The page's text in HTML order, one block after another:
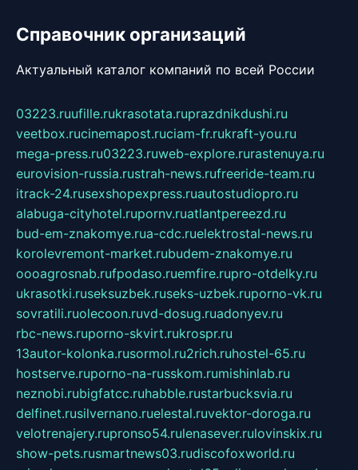
Справочник организаций
Актуальный каталог компаний по всей России
03223.ruufille.rukrasotata.ruprazdnikdushi.ru
veetbox.rucinemapost.ruciam-fr.rukraft-you.ru
mega-press.ru03223.ruweb-explore.rurastenuya.ru
eurovision-russia.rustrah-news.rufreeride-team.ru
itrack-24.rusexshopexpress.ruautostudiopro.ru
alabuga-cityhotel.rupornv.ruatlantpereezd.ru
bud-em-znakomye.rua-cdc.ruelektrostal-news.ru
korolevremont-market.rubudem-znakomye.ru
oooagrosnab.rufpodaso.ruemfire.rupro-otdelky.ru
ukrasotki.ruseksuzbek.ruseks-uzbek.ruporno-vk.ru
sovratili.ruolecoon.ruvd-dosug.ruadonyev.ru
rbc-news.ruporno-skvirt.rukrospr.ru
13autor-kolonka.rusormol.ru2rich.ruhostel-65.ru
hostserve.ruporno-na-russkom.rumishinlab.ru
neznobi.rubigfatcc.ruhabble.rustarbucksvia.ru
delfinet.rusilvernano.ruelestal.ruvektor-doroga.ru
velotrenajery.rupronso54.rulenasever.rulovinskix.ru
show-pets.rusmartnews03.rudiscofoxworld.ru